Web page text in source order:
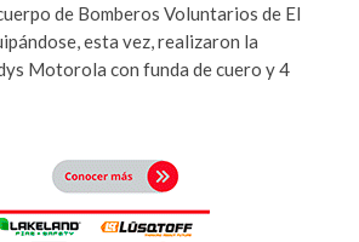
de Bomberos Voluntarios de El
esta vez, realizaron la
Motorola con funda de cuero y 4